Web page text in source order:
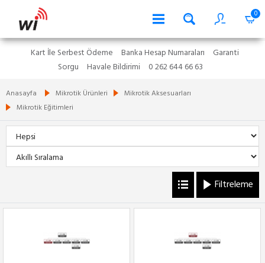
0
Kart İle Serbest Ödeme Banka Hesap Numaraları
Garanti
Sorgu
Havale Bildirimi 0 262 644 66 63
Anasayfa Mikrotik Ürünleri
Mikrotik Aksesuarları
Mikrotik Eğitimleri
Filtreleme